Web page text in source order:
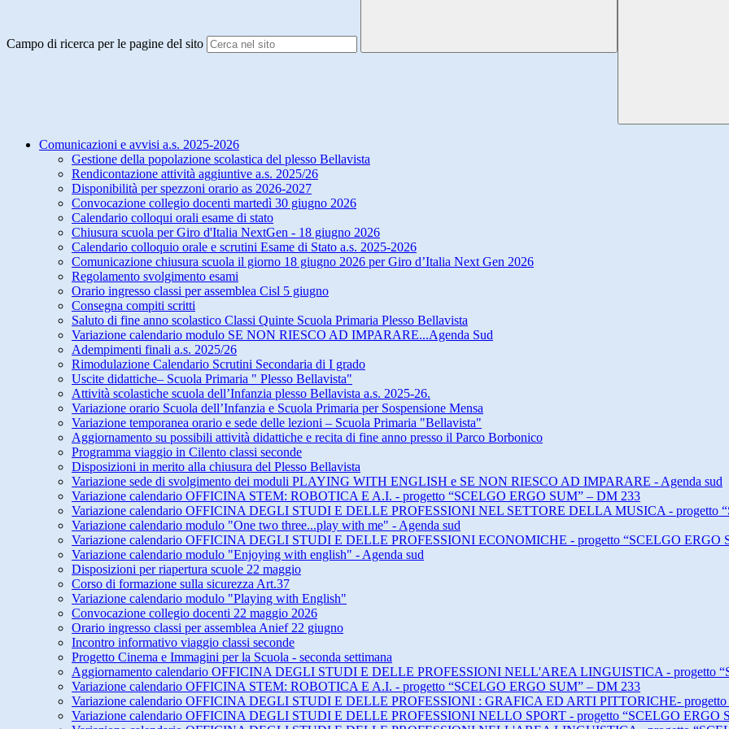
Campo di ricerca per le pagine del sito
Comunicazioni e avvisi a.s. 2025-2026
Gestione della popolazione scolastica del plesso Bellavista
Rendicontazione attività aggiuntive a.s. 2025/26
Disponibilità per spezzoni orario as 2026-2027
Convocazione collegio docenti martedì 30 giugno 2026
Calendario colloqui orali esame di stato
Chiusura scuola per Giro d'Italia NextGen - 18 giugno 2026
Calendario colloquio orale e scrutini Esame di Stato a.s. 2025-2026
Comunicazione chiusura scuola il giorno 18 giugno 2026 per Giro d’Italia Next Gen 2026
Regolamento svolgimento esami
Orario ingresso classi per assemblea Cisl 5 giugno
Consegna compiti scritti
Saluto di fine anno scolastico Classi Quinte Scuola Primaria Plesso Bellavista
Variazione calendario modulo SE NON RIESCO AD IMPARARE...Agenda Sud
Adempimenti finali a.s. 2025/26
Rimodulazione Calendario Scrutini Secondaria di I grado
Uscite didattiche– Scuola Primaria " Plesso Bellavista"
Attività scolastiche scuola dell’Infanzia plesso Bellavista a.s. 2025-26.
Variazione orario Scuola dell’Infanzia e Scuola Primaria per Sospensione Mensa
Variazione temporanea orario e sede delle lezioni – Scuola Primaria "Bellavista"
Aggiornamento su possibili attività didattiche e recita di fine anno presso il Parco Borbonico
Programma viaggio in Cilento classi seconde
Disposizioni in merito alla chiusura del Plesso Bellavista
Variazione sede di svolgimento dei moduli PLAYING WITH ENGLISH e SE NON RIESCO AD IMPARARE - Agenda sud
Variazione calendario OFFICINA STEM: ROBOTICA E A.I. - progetto “SCELGO ERGO SUM” – DM 233
Variazione calendario OFFICINA DEGLI STUDI E DELLE PROFESSIONI NEL SETTORE DELLA MUSICA - progetto
Variazione calendario modulo "One two three...play with me" - Agenda sud
Variazione calendario OFFICINA DEGLI STUDI E DELLE PROFESSIONI ECONOMICHE - progetto “SCELGO ERGO
Variazione calendario modulo "Enjoying with english" - Agenda sud
Disposizioni per riapertura scuole 22 maggio
Corso di formazione sulla sicurezza Art.37
Variazione calendario modulo "Playing with English"
Convocazione collegio docenti 22 maggio 2026
Orario ingresso classi per assemblea Anief 22 giugno
Incontro informativo viaggio classi seconde
Progetto Cinema e Immagini per la Scuola - seconda settimana
Aggiornamento calendario OFFICINA DEGLI STUDI E DELLE PROFESSIONI NELL'AREA LINGUISTICA - progetto
Variazione calendario OFFICINA STEM: ROBOTICA E A.I. - progetto “SCELGO ERGO SUM” – DM 233
Variazione calendario OFFICINA DEGLI STUDI E DELLE PROFESSIONI : GRAFICA ED ARTI PITTORICHE-
Variazione calendario OFFICINA DEGLI STUDI E DELLE PROFESSIONI NELLO SPORT - progetto “SCELGO ERGO